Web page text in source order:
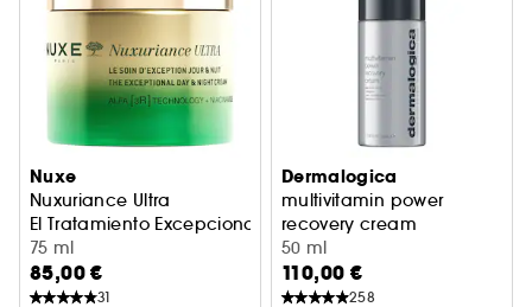
Nuxe
Nuxuriance Ultra
El Tratamiento Excepcional Antiedad Global Día y Noche
75 ml
85,00 €
31
Dermalogica
multivitamin power
recovery cream
crema multivitaminas
50 ml
110,00 €
258